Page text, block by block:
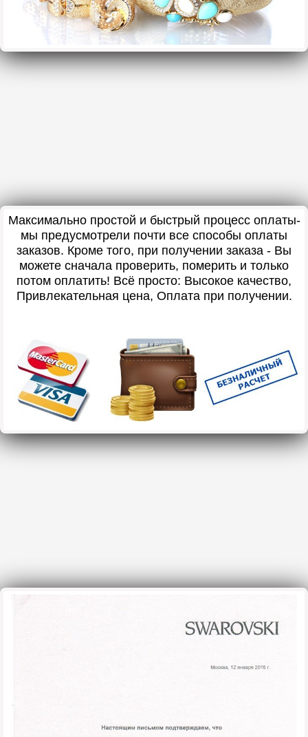
Максимально простой и быстрый процесс оплаты-
мы предусмотрели почти все способы оплаты
заказов. Кроме того, при получении заказа - Вы
можете сначала проверить, померить и только
потом оплатить! Всё просто: Высокое качество,
Привлекательная цена, Оплата при получении.